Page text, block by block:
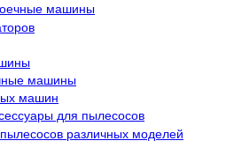
машины
машины
машин
для пылесосов
различных моделей